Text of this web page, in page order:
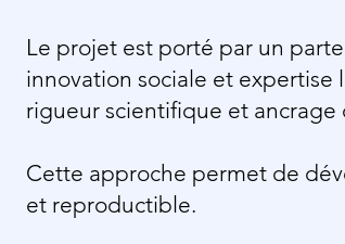
Le projet est porté par un
innovation sociale et expertise
rigueur scientifique et ancrage
Cette approche permet de
et reproductible.